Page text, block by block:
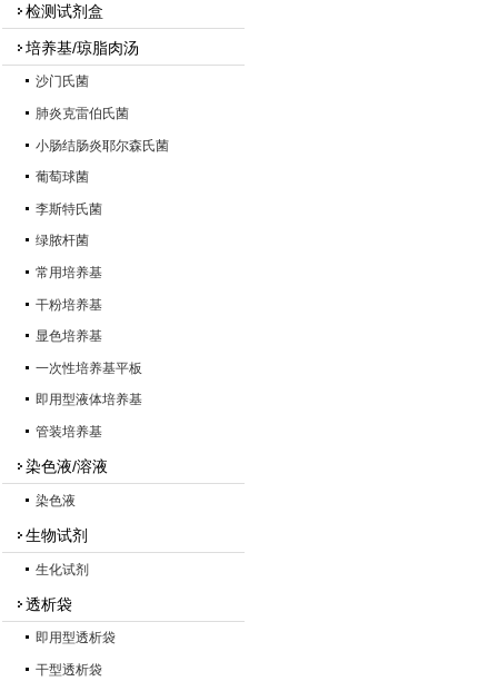
检测试剂盒
培养基/琼脂肉汤
沙门氏菌
肺炎克雷伯氏菌
小肠结肠炎耶尔森氏菌
葡萄球菌
李斯特氏菌
绿脓杆菌
常用培养基
干粉培养基
显色培养基
一次性培养基平板
即用型液体培养基
管装培养基
染色液/溶液
染色液
生物试剂
生化试剂
透析袋
即用型透析袋
干型透析袋